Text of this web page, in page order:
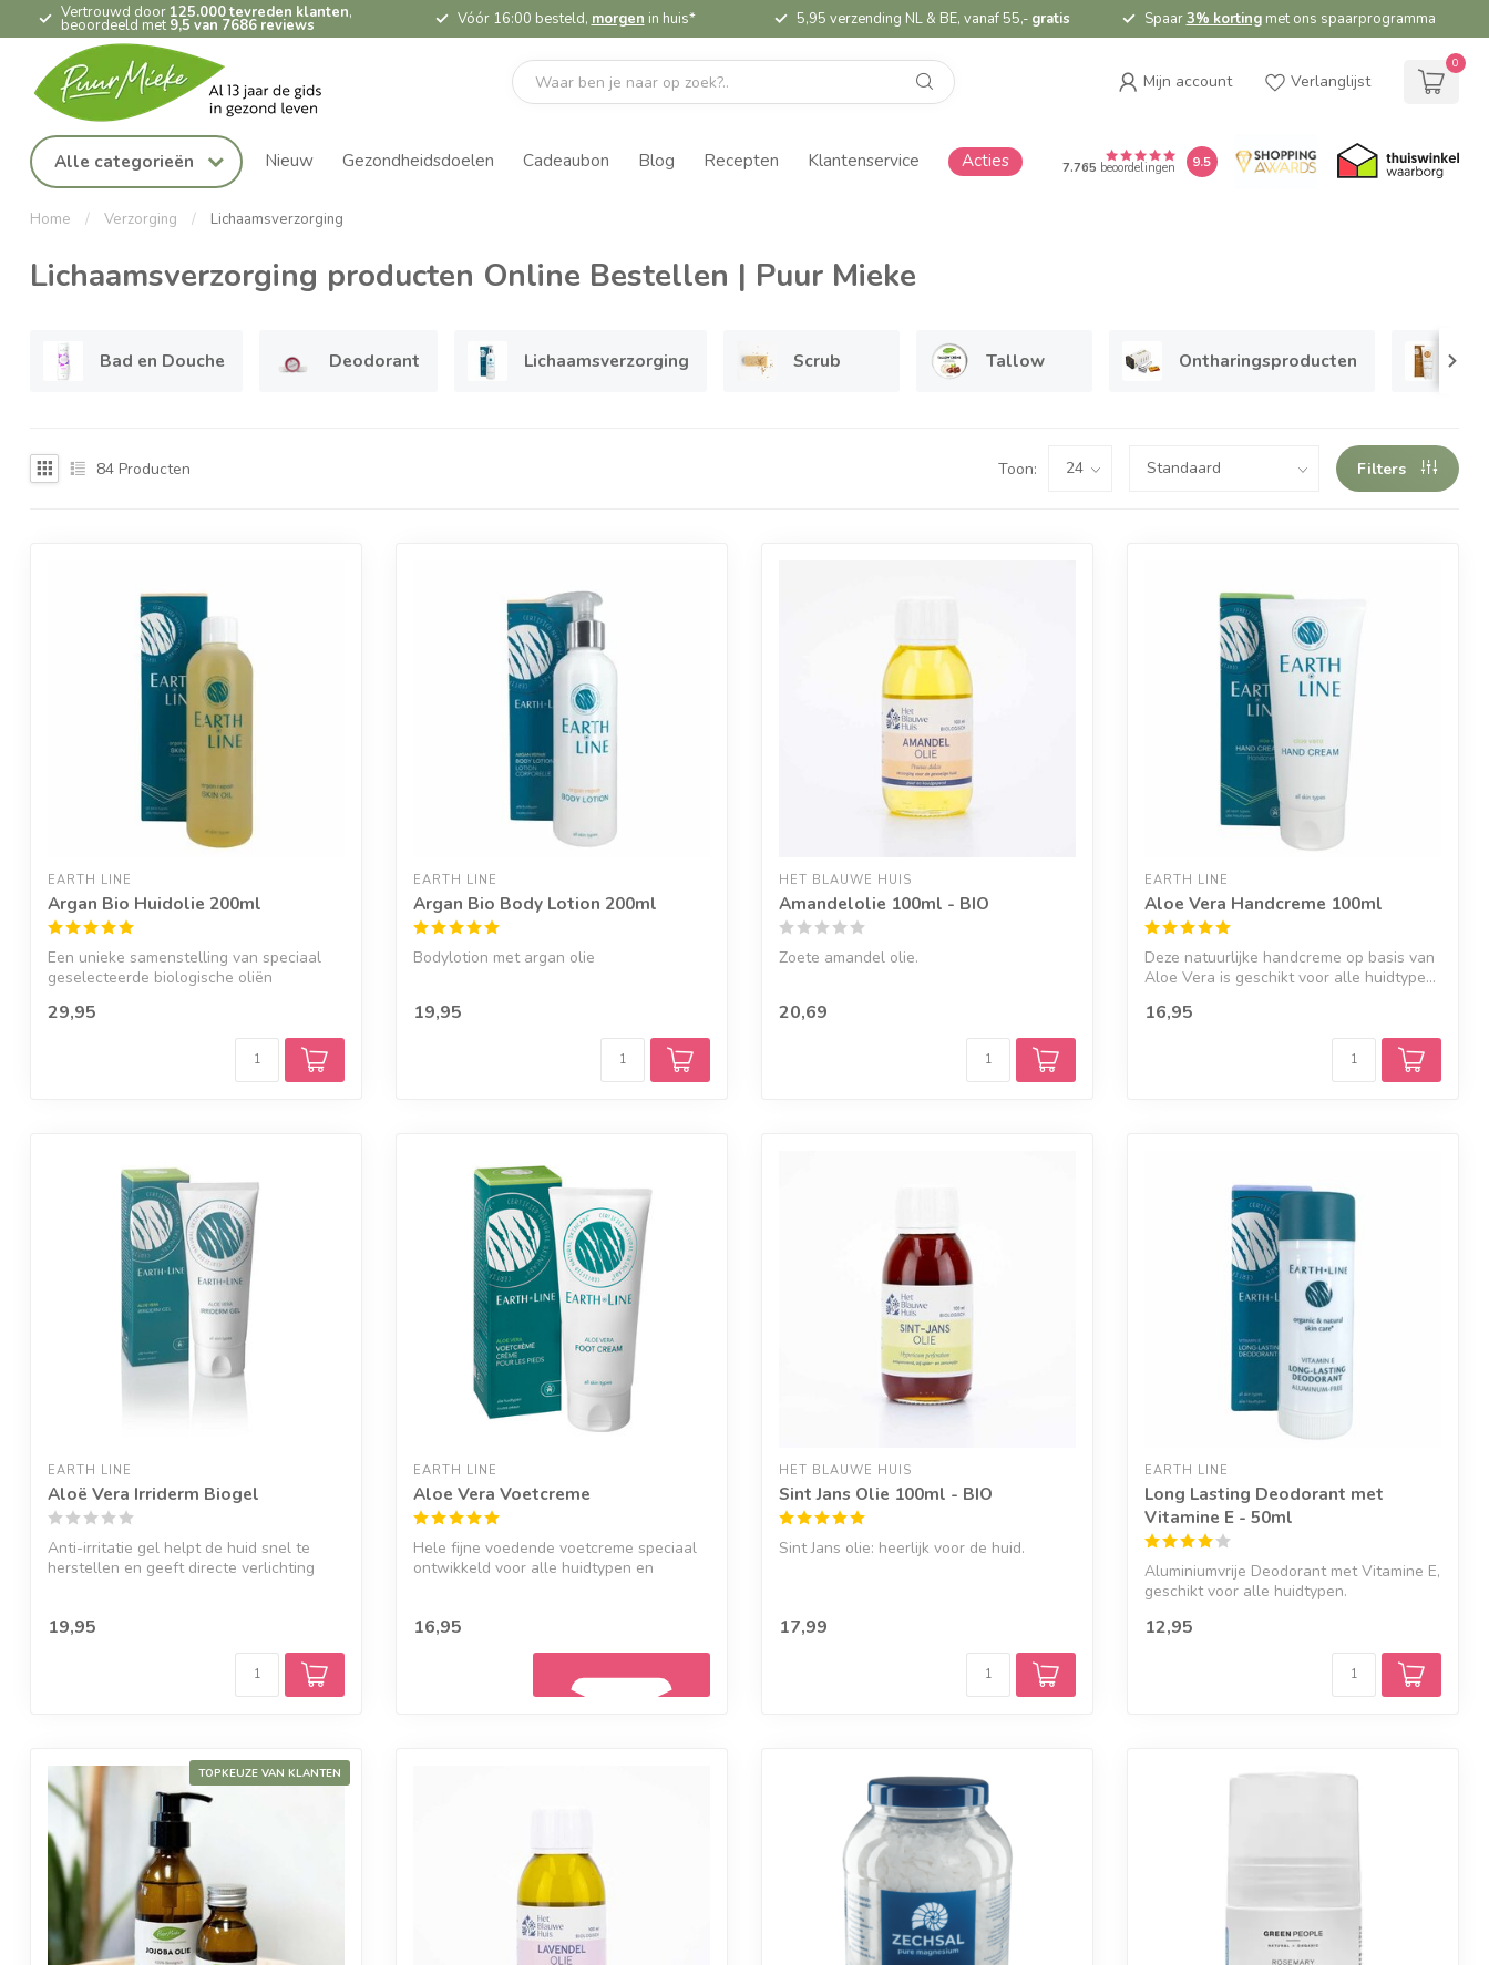
Vertrouwd door 125.000 tevreden klanten,
beoordeeld met 9,5 van 7686 reviews Vóór 16:00 besteld, morgen in huis* 5,95 verzending NL & BE, vanaf 55,- gratis Spaar3% kortingmet ons spaarprogramma
Mijn account Verlanglijst
0
Alle categorieën Nieuw Gezondheidsdoelen Cadeaubon Blog Recepten Klantenservice Acties 7.765 beoordelingen 9.5
Home / Verzorging / Lichaamsverzorging
Lichaamsverzorging producten Online Bestellen | Puur Mieke
Bad en Douche Deodorant Lichaamsverzorging Scrub Tallow Ontharingsproducten
84 Producten Toon: Filters
EARTH LINE
Argan Bio Huidolie 200ml
Een unieke samenstelling van speciaal
geselecteerde biologische oliën
29,95
EARTH LINE
Argan Bio Body Lotion 200ml
Bodylotion met argan olie
19,95
HET BLAUWE HUIS
Amandelolie 100ml - BIO
Zoete amandel olie.
20,69
EARTH LINE
Aloe Vera Handcreme 100ml
Deze natuurlijke handcreme op basis van
Aloe Vera is geschikt voor alle huidtype...
16,95
EARTH LINE
Aloë Vera Irriderm Biogel
Anti-irritatie gel helpt de huid snel te
herstellen en geeft directe verlichting
19,95
EARTH LINE
Aloe Vera Voetcreme
Hele fijne voedende voetcreme speciaal
ontwikkeld voor alle huidtypen en
16,95
HET BLAUWE HUIS
Sint Jans Olie 100ml - BIO
Sint Jans olie: heerlijk voor de huid.
17,99
EARTH LINE
Long Lasting Deodorant met
Vitamine E - 50ml
Aluminiumvrije Deodorant met Vitamine E,
geschikt voor alle huidtypen.
12,95
TOPKEUZE VAN KLANTEN